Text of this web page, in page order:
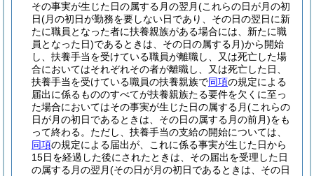
その事実が生じた日の属する月の翌月(これらの日が月の初
日(月の初日が勤務を要しない日であり、その日の翌日に新
たに職員となった者に扶養親族がある場合には、新たに職
員となった日)であるときは、その日の属する月)から開始
し、扶養手当を受けている職員が離職し、又は死亡した場
合においてはそれぞれその者が離職し、又は死亡した日、
扶養手当を受けている職員の扶養親族で同項の規定による
届出に係るもののすべてが扶養親族たる要件を欠くに至っ
た場合においてはその事実が生じた日の属する月(これらの
日が月の初日であるときは、その日の属する月の前月)をも
って終わる。 ただし、扶養手当の支給の開始については、
同項の規定による届出が、これに係る事実が生じた日から
15日を経過した後にされたときは、その届出を受理した日
の属する月の翌月(その日が月の初日であるときは、その日